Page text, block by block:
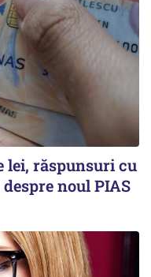
lei, răspunsuri cu
noul PIAS